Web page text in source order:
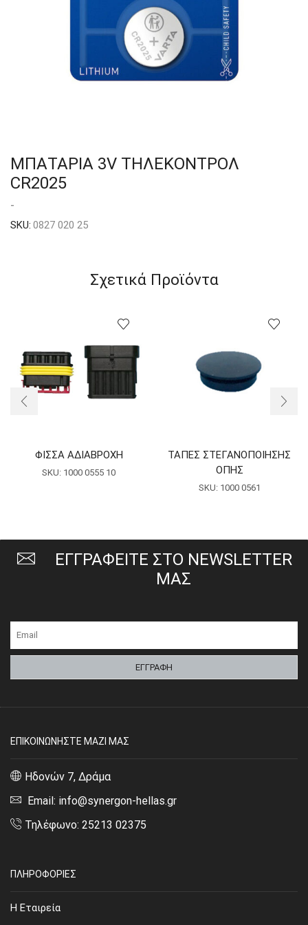
ΜΠΑΤΑΡΙΑ 3V ΤΗΛΕΚΟΝΤΡΟΛ
CR2025
-
SKU: 0827 020 25
Σχετικά Προϊόντα
ΦΙΣΣΑ ΑΔΙΑΒΡΟΧΗ
SKU: 1000 0555 10
ΤΑΠΕΣ ΣΤΕΓΑΝΟΠΟΙΗΣΗΣ
ΟΠΗΣ
SKU: 1000 0561
ΕΓΓΡΑΦΕΙΤΕ ΣΤΟ NEWSLETTER
ΜΑΣ
ΕΠΙΚΟΙΝΩΝΗΣΤΕ ΜΑΖΙ ΜΑΣ
Ηδονών 7, Δράμα
Email: info@synergon-hellas.gr
Τηλέφωνο: 25213 02375
ΠΛΗΡΟΦΟΡΙΕΣ
Η Εταιρεία